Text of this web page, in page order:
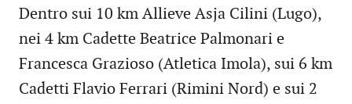
Dentro sui 10 km Allieve Asja Cilini (Lugo),
nei 4 km Cadette Beatrice Palmonari e
Francesca Grazioso (Atletica Imola), sui 6 km
Cadetti Flavio Ferrari (Rimini Nord) e sui 2